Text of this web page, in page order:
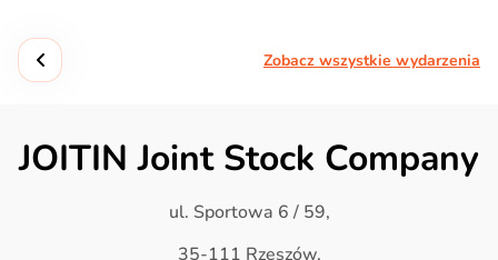
Zobacz wszystkie wydarzenia
JOITIN Joint Stock Company
ul. Sportowa 6 / 59,
35-111 Rzeszów,